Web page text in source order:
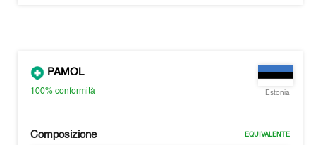
PAMOL
100%conformità Estonia
Composizione EQUIVALENTE